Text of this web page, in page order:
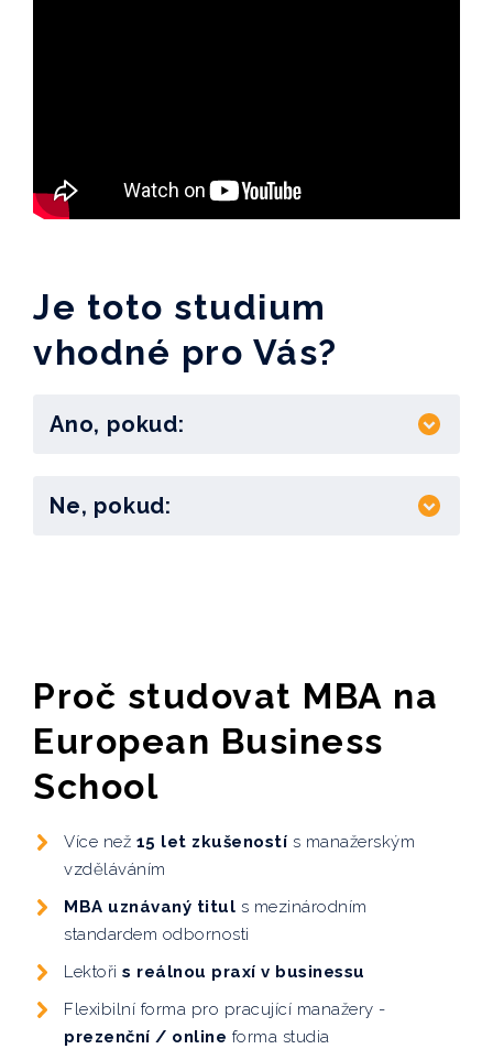
Je toto studium
vhodné pro Vás?
Ano, pokud:
Ne, pokud:
Proč studovat MBA na
European Business
School
Více než 15 let zkušeností s manažerským
vzděláváním
MBA uznávaný titul s mezinárodním
standardem odbornosti
Lektoři s reálnou praxí v businessu
Flexibilní forma pro pracující manažery -
prezenční / online forma studia